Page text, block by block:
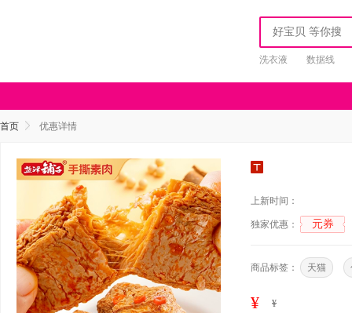
洗衣液 数据线
首页 优惠详情
上新时间：
独家优惠： 元券
商品标签： 天猫
¥ ¥